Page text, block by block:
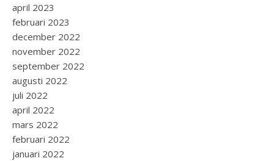
april 2023
februari 2023
december 2022
november 2022
september 2022
augusti 2022
juli 2022
april 2022
mars 2022
februari 2022
januari 2022